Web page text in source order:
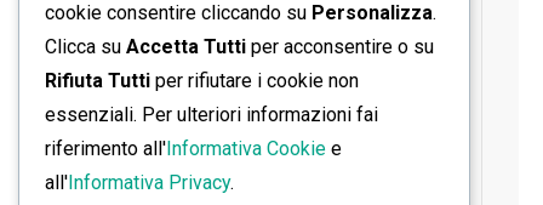
cookie consentire cliccando su Personalizza.
Clicca su Accetta Tutti per acconsentire o su
Rifiuta Tutti per rifiutare i cookie non
essenziali. Per ulteriori informazioni fai
riferimento all'Informativa Cookie e
all'Informativa Privacy.